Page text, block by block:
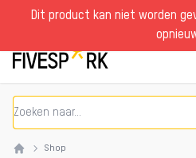
Dit product kan niet worden
Fivespark
Fivespark
Shop